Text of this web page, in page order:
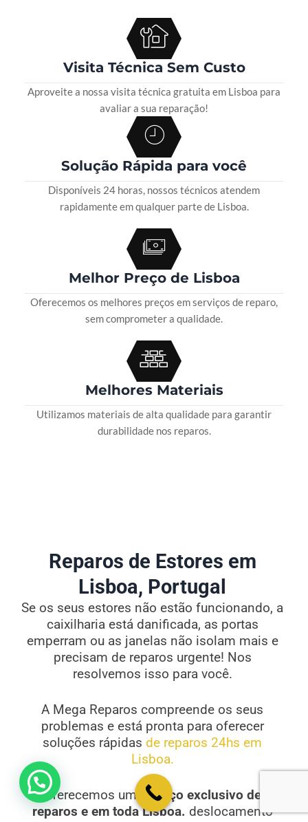
Visita Técnica Sem Custo
Aproveite a nossa visita técnica gratuita em Lisboa para
avaliar a sua reparação!
Solução Rápida para você
Disponíveis 24 horas, nossos técnicos atendem
rapidamente em qualquer parte de Lisboa.
Melhor Preço de Lisboa
Oferecemos os melhores preços em serviços de reparo,
sem comprometer a qualidade.
Melhores Materiais
Utilizamos materiais de alta qualidade para garantir
durabilidade nos reparos.
Reparos de Estores em
Lisboa, Portugal
Se os seus estores não estão funcionando, a
caixilharia está danificada, as portas
emperram ou as janelas não isolam mais e
precisam de reparos urgente! Nos
resolvemos isso para você.
A Mega Reparos compreende os seus
problemas e está pronta para oferecer
soluções rápidas de reparos 24hs em
Lisboa.
Oferecemos um serviço exclusivo de
reparos e em toda Lisboa. deslocamento
💬 Como podemos ajudar?